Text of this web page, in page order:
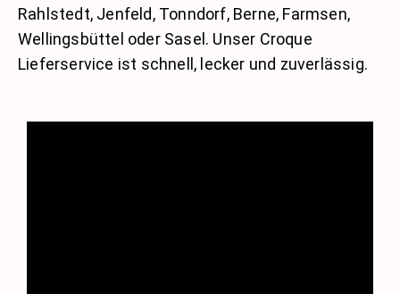
Rahlstedt, Jenfeld, Tonndorf, Berne, Farmsen,
Wellingsbüttel oder Sasel. Unser Croque
Lieferservice ist schnell, lecker und zuverlässig.